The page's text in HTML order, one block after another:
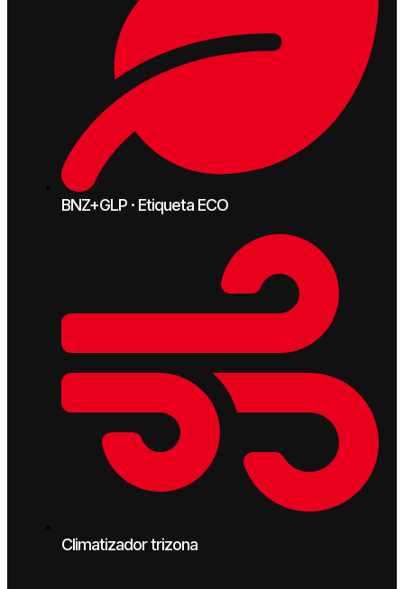
BNZ+GLP · Etiqueta ECO
Climatizador trizona